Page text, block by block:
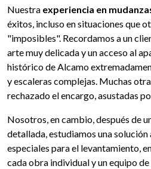
Nuestra experiencia en
éxitos, incluso en situaciones que
"imposibles". Recordamos a un
arte muy delicada y un acceso al
histórico de Alcamo
y escaleras complejas. Muchas
rechazado el encargo, asustadas
Nosotros, en cambio, después de
detallada, estudiamos una
especiales para el levantamiento,
cada obra individual y un equipo